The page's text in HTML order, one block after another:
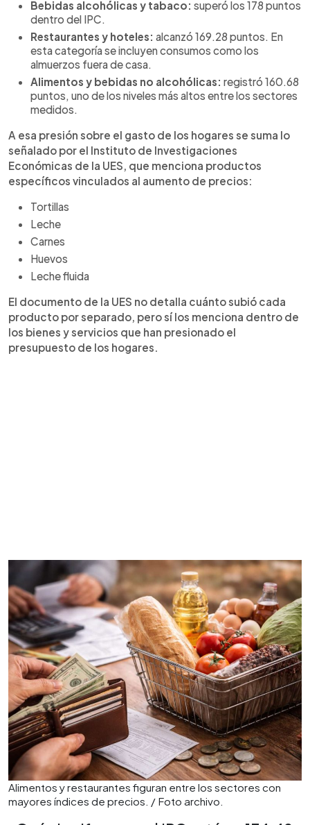
Bebidas alcohólicas y tabaco: superó los 178 puntos
dentro del IPC.
Restaurantes y hoteles: alcanzó 169.28 puntos. En
esta categoría se incluyen consumos como los
almuerzos fuera de casa.
Alimentos y bebidas no alcohólicas: registró 160.68
puntos, uno de los niveles más altos entre los sectores
medidos.
A esa presión sobre el gasto de los hogares se suma lo
señalado por el Instituto de Investigaciones
Económicas de la UES, que menciona productos
específicos vinculados al aumento de precios:
Tortillas
Leche
Carnes
Huevos
Leche fluida
El documento de la UES no detalla cuánto subió cada
producto por separado, pero sí los menciona dentro de
los bienes y servicios que han presionado el
presupuesto de los hogares.
Alimentos y restaurantes figuran entre los sectores con
mayores índices de precios. / Foto archivo.